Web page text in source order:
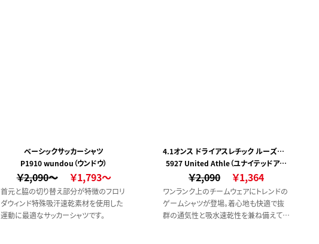
ベーシックサッカーシャツ
P1910 wundou（ウンドウ）
￥2,090～ ￥1,793～
首元と脇の切り替え部分が特徴のフロリ
ダウィンド特殊吸汗速乾素材を使用した
運動に最適なサッカーシャツです。
4.1オンス ドライアスレチック ルーズフィ
ット ラインリブ Tシャツ
5927 United Athle（ユナイテッドアス
￥2,090 ￥1,364
ワンランク上のチームウェアにトレンドの
ゲームシャツが登場。着心地も快適で抜
群の通気性と吸水速乾性を兼ね備えてい